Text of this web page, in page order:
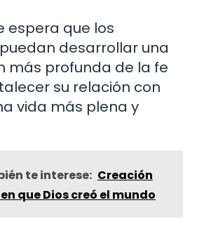
espera que los
desarrollar una
más profunda de la fe
su relación con
vida más plena y
te interese: Creación
que Dios creó el mundo